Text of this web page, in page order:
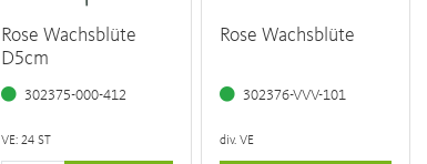
Rose Wachsblüte
D5cm
302375-000-412
VE: 24 ST
Rose Wachsblüte
302376-VVV-101
div. VE